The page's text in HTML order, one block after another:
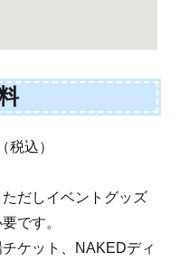
税込）
だしイベントグッズ
です。
ケット、NAKEDディ